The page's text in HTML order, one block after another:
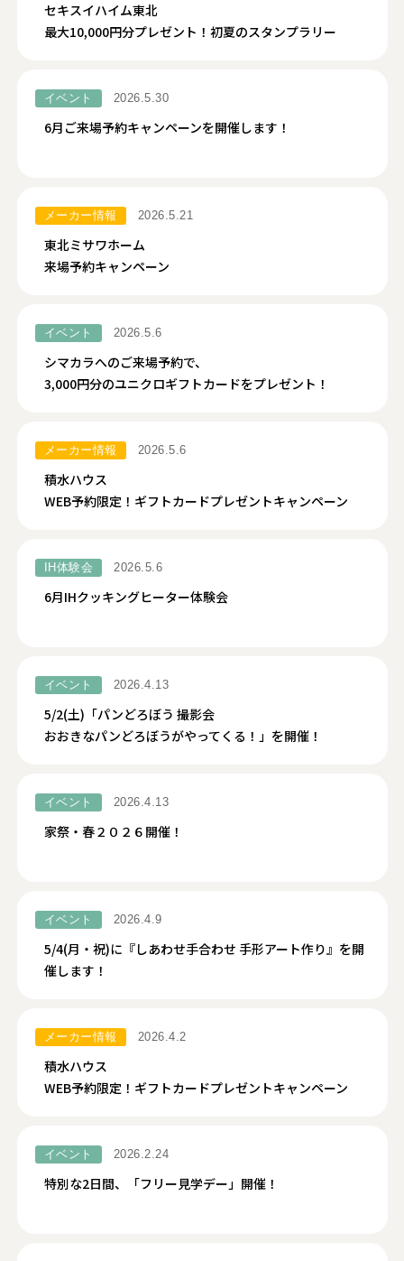
セキスイハイム東北
最大10,000円分プレゼント！初夏のスタンプラリー
イベント 2026.5.30
6月ご来場予約キャンペーンを開催します！
メーカー情報 2026.5.21
東北ミサワホーム
来場予約キャンペーン
イベント 2026.5.6
シマカラへのご来場予約で、
3,000円分のユニクロギフトカードをプレゼント！
メーカー情報 2026.5.6
積水ハウス
WEB予約限定！ギフトカードプレゼントキャンペーン
IH体験会 2026.5.6
6月IHクッキングヒーター体験会
イベント 2026.4.13
5/2(土)「パンどろぼう 撮影会
おおきなパンどろぼうがやってくる！」を開催！
イベント 2026.4.13
家祭・春２０２６開催！
イベント 2026.4.9
5/4(月・祝)に『しあわせ手合わせ 手形アート作り』を開
催します！
メーカー情報 2026.4.2
積水ハウス
WEB予約限定！ギフトカードプレゼントキャンペーン
イベント 2026.2.24
特別な2日間、「フリー見学デー」開催！